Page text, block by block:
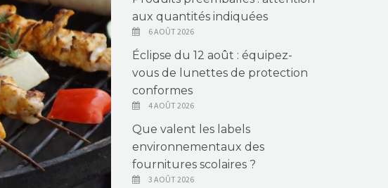
aux quantités indiquées
6 AOÛT 2026
Éclipse du 12 août : équipez-
vous de lunettes de protection
conformes
4 AOÛT 2026
Que valent les labels
environnementaux des
fournitures scolaires ?
3 AOÛT 2026